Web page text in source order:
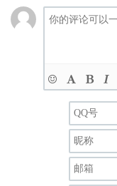
23、老师看到了你的
24、今天，你已经取
目标吗?在荣誉面前
25、你有理想，有上
辛劳，一分收获。你
26、我欣慰地看到，
目标不断前进。你一